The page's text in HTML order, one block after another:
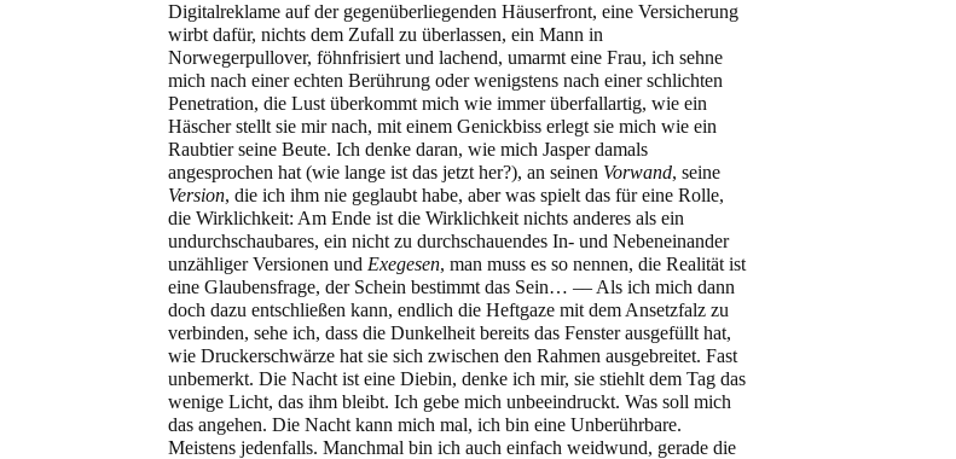
Digitalreklame auf der gegenüberliegenden Häuserfront, eine Versicherung
wirbt dafür, nichts dem Zufall zu überlassen, ein Mann in
Norwegerpullover, föhnfrisiert und lachend, umarmt eine Frau, ich sehne
mich nach einer echten Berührung oder wenigstens nach einer schlichten
Penetration, die Lust überkommt mich wie immer überfallartig, wie ein
Häscher stellt sie mir nach, mit einem Genickbiss erlegt sie mich wie ein
Raubtier seine Beute. Ich denke daran, wie mich Jasper damals
angesprochen hat (wie lange ist das jetzt her?), an seinen Vorwand, seine
Version, die ich ihm nie geglaubt habe, aber was spielt das für eine Rolle,
die Wirklichkeit: Am Ende ist die Wirklichkeit nichts anderes als ein
undurchschaubares, ein nicht zu durchschauendes In- und Nebeneinander
unzähliger Versionen und Exegesen, man muss es so nennen, die Realität ist
eine Glaubensfrage, der Schein bestimmt das Sein… –– Als ich mich dann
doch dazu entschließen kann, endlich die Heftgaze mit dem Ansetzfalz zu
verbinden, sehe ich, dass die Dunkelheit bereits das Fenster ausgefüllt hat,
wie Druckerschwärze hat sie sich zwischen den Rahmen ausgebreitet. Fast
unbemerkt. Die Nacht ist eine Diebin, denke ich mir, sie stiehlt dem Tag das
wenige Licht, das ihm bleibt. Ich gebe mich unbeeindruckt. Was soll mich
das angehen. Die Nacht kann mich mal, ich bin eine Unberührbare.
Meistens jedenfalls. Manchmal bin ich auch einfach weidwund, gerade die